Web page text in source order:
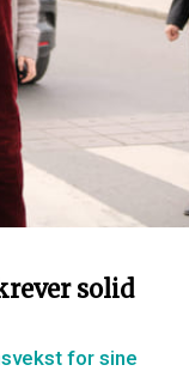
solid
for sine